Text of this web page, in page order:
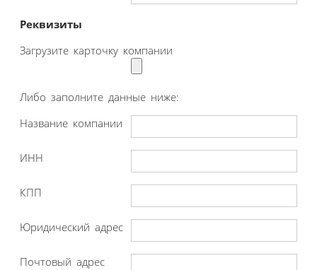
Реквизиты
Загрузите карточку компании
Либо заполните данные ниже:
Название компании
ИНН
КПП
Юридический адрес
Почтовый адрес